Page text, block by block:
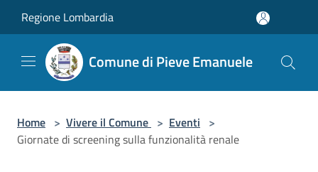
Regione Lombardia
Comune di Pieve Emanuele
Home > Vivere il Comune > Eventi >
Giornate di screening sulla funzionalità renale